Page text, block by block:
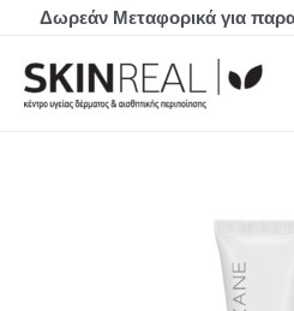
Μετάβαση
περιεχόμενο
Δωρεάν Μεταφορικά για